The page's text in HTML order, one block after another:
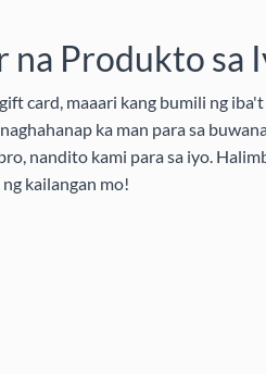
na Produkto sa
card, maaari kang bumili ng
ka man para sa
nandito kami para sa iyo.
kailangan mo!